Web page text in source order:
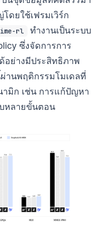
ดยใช้เฟรมเวิร์ก
rl
ทำงานเป็นระบบ
ซึ่งจัดการการ
อย่างมีประสิทธิภาพ
านพฤติกรรมโมเดลที่
มิก เช่น การแก้ปัญหา
หลายขั้นตอน